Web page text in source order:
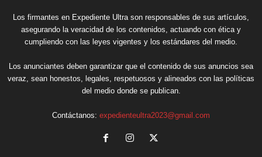
Los firmantes en Expediente Ultra son responsables de sus artículos,
asegurando la veracidad de los contenidos, actuando con ética y
cumpliendo con las leyes vigentes y los estándares del medio.
Los anunciantes deben garantizar que el contenido de sus anuncios sea
veraz, sean honestos, legales, respetuosos y alineados con las políticas
del medio donde se publican.
Contáctanos: expedienteultra2023@gmail.com